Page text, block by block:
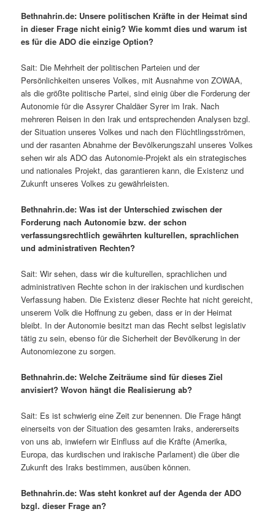
Bethnahrin.de: Unsere politischen Kräfte in der Heimat sind
in dieser Frage nicht einig? Wie kommt dies und warum ist
es für die ADO die einzige Option?
Sait: Die Mehrheit der politischen Parteien und der
Persönlichkeiten unseres Volkes, mit Ausnahme von ZOWAA,
als die größte politische Partei, sind einig über die Forderung der
Autonomie für die Assyrer Chaldäer Syrer im Irak. Nach
mehreren Reisen in den Irak und entsprechenden Analysen bzgl.
der Situation unseres Volkes und nach den Flüchtlingsströmen,
und der rasanten Abnahme der Bevölkerungszahl unseres Volkes
sehen wir als ADO das Autonomie-Projekt als ein strategisches
und nationales Projekt, das garantieren kann, die Existenz und
Zukunft unseres Volkes zu gewährleisten.
Bethnahrin.de: Was ist der Unterschied zwischen der
Forderung nach Autonomie bzw. der schon
verfassungsrechtlich gewährten kulturellen, sprachlichen
und administrativen Rechten?
Sait: Wir sehen, dass wir die kulturellen, sprachlichen und
administrativen Rechte schon in der irakischen und kurdischen
Verfassung haben. Die Existenz dieser Rechte hat nicht gereicht,
unserem Volk die Hoffnung zu geben, dass er in der Heimat
bleibt. In der Autonomie besitzt man das Recht selbst legislativ
tätig zu sein, ebenso für die Sicherheit der Bevölkerung in der
Autonomiezone zu sorgen.
Bethnahrin.de: Welche Zeiträume sind für dieses Ziel
anvisiert? Wovon hängt die Realisierung ab?
Sait: Es ist schwierig eine Zeit zur benennen. Die Frage hängt
einerseits von der Situation des gesamten Iraks, andererseits
von uns ab, inwiefern wir Einfluss auf die Kräfte (Amerika,
Europa, das kurdischen und irakische Parlament) die über die
Zukunft des Iraks bestimmen, ausüben können.
Bethnahrin.de: Was steht konkret auf der Agenda der ADO
bzgl. dieser Frage an?